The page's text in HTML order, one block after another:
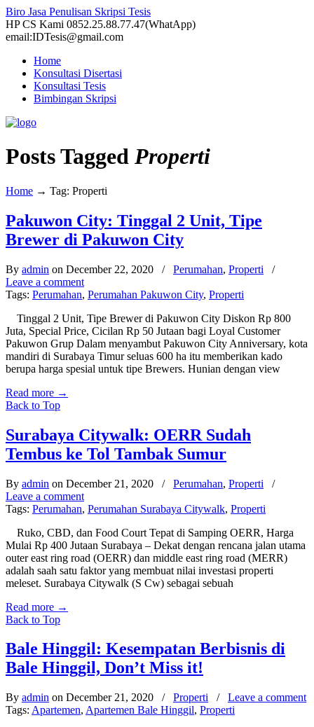
Biro Jasa Penulisan Skripsi Tesis
HP CS Kami 0852.25.88.77.47(WhatApp)
email:IDTesis@gmail.com
Home
Konsultasi Disertasi
Konsultasi Tesis
Bimbingan Skripsi
Posts Tagged Properti
Home → Tag: Properti
Pakuwon City: Tinggal 2 Unit, Tipe
Brewer di Pakuwon City
By admin on December 22, 2020 / Perumahan, Properti
/
Leave a comment
Tags: Perumahan, Perumahan Pakuwon City, Properti
Tinggal 2 Unit, Tipe Brewer di Pakuwon City Diskon Rp 800
Juta, Special Price, Cicilan Rp 50 Jutaan bagi Loyal Customer
Pakuwon Grup Dalam menyambut Pakuwon City Anniversary, kota
mandiri di Surabaya Timur seluas 600 ha itu memberikan kado
berupa harga spesial untuk tipe Brewers. Hunian dengan view
Read more →
Back to Top
Surabaya Citywalk: OERR Sudah
Tembus ke Tol Tambak Sumur
By admin on December 21, 2020 / Perumahan, Properti
/
Leave a comment
Tags: Perumahan, Perumahan Surabaya Citywalk, Properti
Ruko, CBD, dan Food Court Tepat di Samping OERR, Harga
Mulai Rp 400 Jutaan Surabaya – Dekat dengan rencana jalan utama
outer east ring road (OERR) dan middle east ring road (MERR)
adalah saah satu faktor yang membuat nilai investasi properti
meleset. Surabaya Citywalk (S Cw) sebagai sebuah
Read more →
Back to Top
Bale Hinggil: Kesempatan Berbisnis di
Bale Hinggil, Don’t Miss it!
By admin on December 21, 2020 / Properti / Leave a comment
Tags: Apartemen, Apartemen Bale Hinggil, Properti